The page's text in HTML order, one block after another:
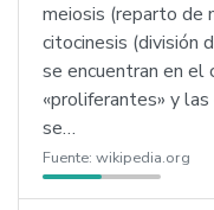
meiosis (reparto de
citocinesis (división
se encuentran en el
«proliferantes» y
se…
Fuente: wikipedia.org